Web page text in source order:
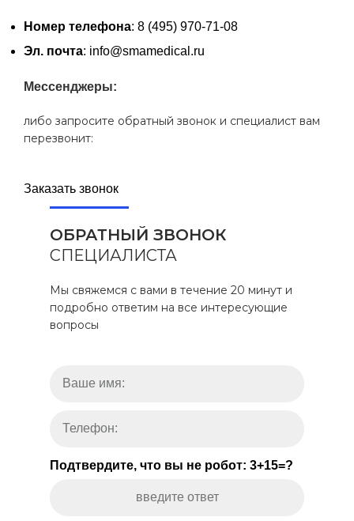
Номер телефона: 8 (495) 970-71-08
Эл. почта: info@smamedical.ru
Мессенджеры:
либо запросите обратный звонок и специалист вам
перезвонит:
Заказать звонок
ОБРАТНЫЙ ЗВОНОК
СПЕЦИАЛИСТА
Мы свяжемся с вами в течение 20 минут и
подробно ответим на все интересующие
вопросы
Подтвердите, что вы не робот: 3+15=?